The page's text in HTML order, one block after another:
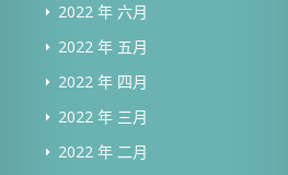
2022 年 六月
2022 年 五月
2022 年 四月
2022 年 三月
2022 年 二月